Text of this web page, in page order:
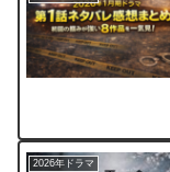
2026年ドラマ